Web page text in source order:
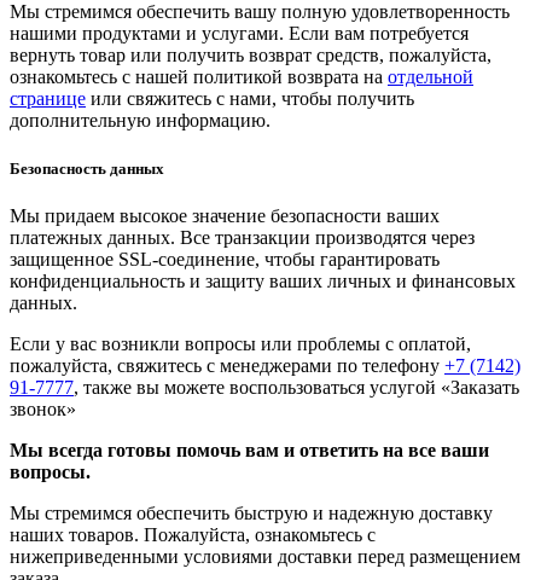
Мы стремимся обеспечить вашу полную удовлетворенность
нашими продуктами и услугами. Если вам потребуется
вернуть товар или получить возврат средств, пожалуйста,
ознакомьтесь с нашей политикой возврата на отдельной
странице или свяжитесь с нами, чтобы получить
дополнительную информацию.
Безопасность данных
Мы придаем высокое значение безопасности ваших
платежных данных. Все транзакции производятся через
защищенное SSL-соединение, чтобы гарантировать
конфиденциальность и защиту ваших личных и финансовых
данных.
Если у вас возникли вопросы или проблемы с оплатой,
пожалуйста, свяжитесь с менеджерами по телефону +7 (7142)
91-7777, также вы можете воспользоваться услугой «Заказать
звонок»
Мы всегда готовы помочь вам и ответить на все ваши
вопросы.
Мы стремимся обеспечить быструю и надежную доставку
наших товаров. Пожалуйста, ознакомьтесь с
нижеприведенными условиями доставки перед размещением